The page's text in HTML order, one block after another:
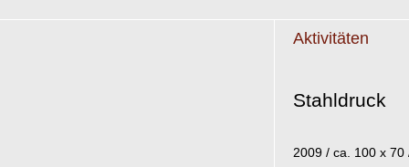
Aktivitäten
Stahldruck
2009 / ca. 100 x